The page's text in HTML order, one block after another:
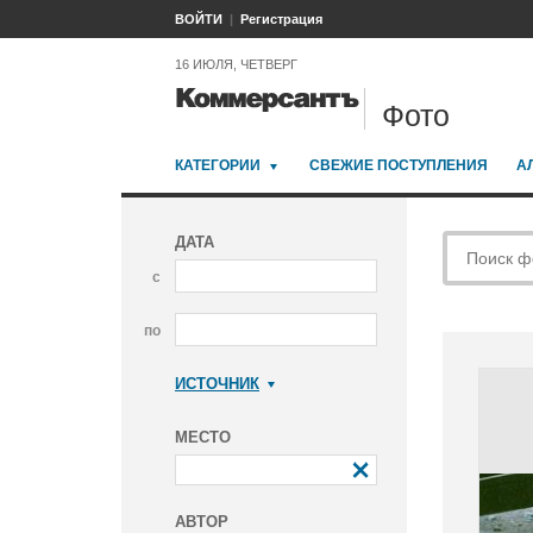
ВОЙТИ Регистрация
16 ИЮЛЯ, ЧЕТВЕРГ
Фото
КАТЕГОРИИ СВЕЖИЕ ПОСТУПЛЕНИЯ
ДАТА
с
по
ИСТОЧНИК
МЕСТО
АВТОР